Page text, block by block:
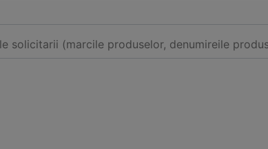
solicitarii (marcile produselor, denumireile